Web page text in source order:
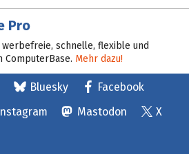
Pro
schnelle, flexible und
ComputerBase. Mehr dazu!
Bluesky
Facebook
Instagram Mastodon
X